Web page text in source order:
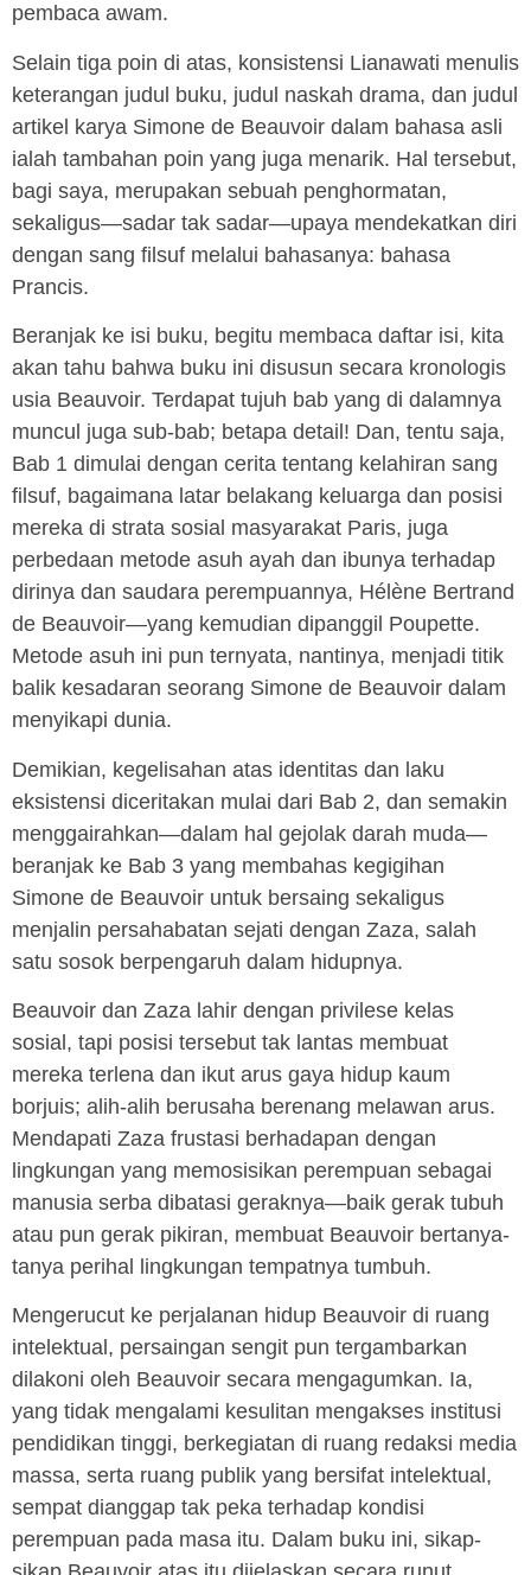
pembaca awam.
Selain tiga poin di atas, konsistensi Lianawati menulis
keterangan judul buku, judul naskah drama, dan judul
artikel karya Simone de Beauvoir dalam bahasa asli
ialah tambahan poin yang juga menarik. Hal tersebut,
bagi saya, merupakan sebuah penghormatan,
sekaligus—sadar tak sadar—upaya mendekatkan diri
dengan sang filsuf melalui bahasanya: bahasa
Prancis.
Beranjak ke isi buku, begitu membaca daftar isi, kita
akan tahu bahwa buku ini disusun secara kronologis
usia Beauvoir. Terdapat tujuh bab yang di dalamnya
muncul juga sub-bab; betapa detail! Dan, tentu saja,
Bab 1 dimulai dengan cerita tentang kelahiran sang
filsuf, bagaimana latar belakang keluarga dan posisi
mereka di strata sosial masyarakat Paris, juga
perbedaan metode asuh ayah dan ibunya terhadap
dirinya dan saudara perempuannya, Hélène Bertrand
de Beauvoir—yang kemudian dipanggil Poupette.
Metode asuh ini pun ternyata, nantinya, menjadi titik
balik kesadaran seorang Simone de Beauvoir dalam
menyikapi dunia.
Demikian, kegelisahan atas identitas dan laku
eksistensi diceritakan mulai dari Bab 2, dan semakin
menggairahkan—dalam hal gejolak darah muda—
beranjak ke Bab 3 yang membahas kegigihan
Simone de Beauvoir untuk bersaing sekaligus
menjalin persahabatan sejati dengan Zaza, salah
satu sosok berpengaruh dalam hidupnya.
Beauvoir dan Zaza lahir dengan privilese kelas
sosial, tapi posisi tersebut tak lantas membuat
mereka terlena dan ikut arus gaya hidup kaum
borjuis; alih-alih berusaha berenang melawan arus.
Mendapati Zaza frustasi berhadapan dengan
lingkungan yang memosisikan perempuan sebagai
manusia serba dibatasi geraknya—baik gerak tubuh
atau pun gerak pikiran, membuat Beauvoir bertanya-
tanya perihal lingkungan tempatnya tumbuh.
Mengerucut ke perjalanan hidup Beauvoir di ruang
intelektual, persaingan sengit pun tergambarkan
dilakoni oleh Beauvoir secara mengagumkan. Ia,
yang tidak mengalami kesulitan mengakses institusi
pendidikan tinggi, berkegiatan di ruang redaksi media
massa, serta ruang publik yang bersifat intelektual,
sempat dianggap tak peka terhadap kondisi
perempuan pada masa itu. Dalam buku ini, sikap-